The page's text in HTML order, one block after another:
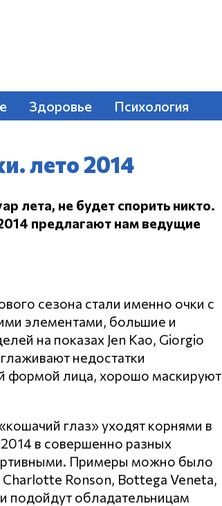
Здоровье Психология
лето 2014
лета, не будет спорить никто.
предлагают нам ведущие
сезона стали именно очки с
элементами, большие и
на показах Jen Kao, Giorgio
недостатки
формой лица, хорошо маскируют
глаз» уходят корнями в
в совершенно разных
Примеры можно было
Charlotte Ronson, Bottega Veneta,
подойдут обладательницам